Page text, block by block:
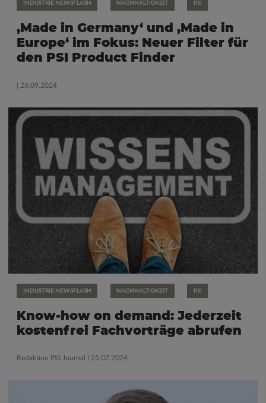
INDUSTRIE NEWSFLASH NACHHALTIGKEIT PSI
‚Made in Germany‘ und ‚Made in
Europe‘ im Fokus: Neuer Filter für
den PSI Product Finder
| 26.09.2024
INDUSTRIE NEWSFLASH NACHHALTIGKEIT PSI
Know-how on demand: Jederzeit
kostenfrei Fachvorträge abrufen
Redaktion PSI Journal | 25.07.2024